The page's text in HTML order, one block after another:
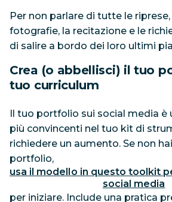
Per non parlare di tutte le
fotografie, la recitazione e le
di salire a bordo dei loro ultimi
Crea (o abbellisci) il tuo
tuo curriculum
Il tuo portfolio sui social media è
più convincenti nel tuo kit di
richiedere un aumento. Se non
portfolio,
usa il modello in questo toolkit
social media
per iniziare. Include una pratica